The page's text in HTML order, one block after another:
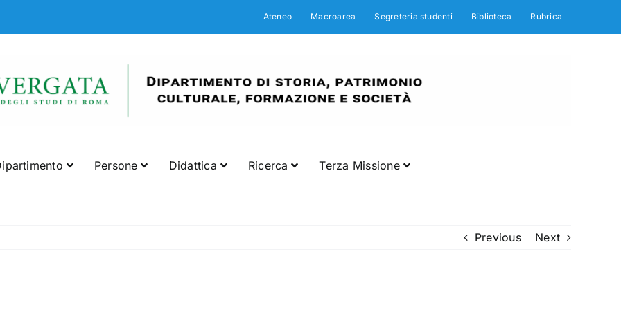
Ateneo Macroarea Segreteria studenti Biblioteca Rubrica
Persone Didattica Ricerca Terza Missione
Previous Next